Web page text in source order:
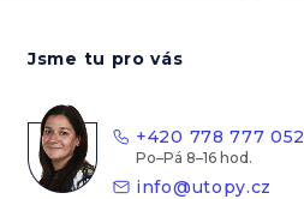
Jsme tu pro vás
+420 778 777 052
info@utopy.cz